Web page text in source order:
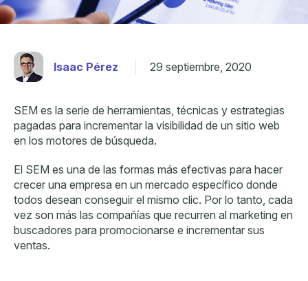
Isaac Pérez 29 septiembre, 2020
SEM es la serie de herramientas, técnicas y estrategias
pagadas para incrementar la visibilidad de un sitio web
en los motores de búsqueda.
El SEM es una de las formas más efectivas para hacer
crecer una empresa en un mercado específico donde
todos desean conseguir el mismo clic. Por lo tanto, cada
vez son más las compañías que recurren al marketing en
buscadores para promocionarse e incrementar sus
ventas.